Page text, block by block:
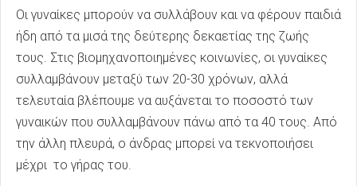
Οι γυναίκες μπορούν να συλλάβουν και να φέρουν παιδιά
ήδη από τα μισά της δεύτερης δεκαετίας της ζωής
τους. Στις βιομηχανοποιημένες κοινωνίες, οι γυναίκες
συλλαμβάνουν μεταξύ των 20-30 χρόνων, αλλά
τελευταία βλέπουμε να αυξάνεται το ποσοστό των
γυναικών που συλλαμβάνουν πάνω από τα 40 τους. Από
την άλλη πλευρά, ο άνδρας μπορεί να τεκνοποιήσει
μέχρι το γήρας του.